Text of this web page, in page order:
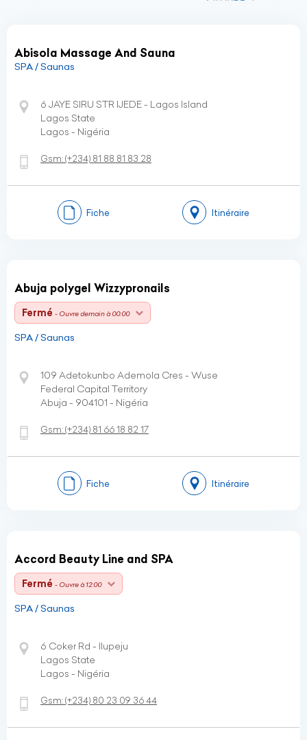
Abisola Massage And Sauna
SPA / Saunas
6 JAYE SIRU STR IJEDE - Lagos Island
Lagos State
Lagos - Nigéria
Gsm:(+234) 81 88 81 83 28
Fiche Itinéraire
Abuja polygel Wizzypronails
Fermé - Ouvre demain à 00:00
SPA / Saunas
109 Adetokunbo Ademola Cres - Wuse
Federal Capital Territory
Abuja - 904101 - Nigéria
Gsm:(+234) 81 66 18 82 17
Fiche Itinéraire
Accord Beauty Line and SPA
Fermé - Ouvre à 12:00
SPA / Saunas
6 Coker Rd - Ilupeju
Lagos State
Lagos - Nigéria
Gsm:(+234) 80 23 09 36 44